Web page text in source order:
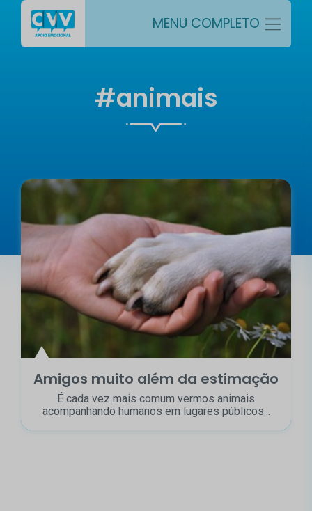
MENU COMPLETO
#animais
Amigos muito além da estimação
É cada vez mais comum vermos animais
acompanhando humanos em lugares públicos...